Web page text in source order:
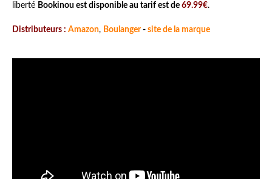
liberté Bookinou est disponible au tarif est de 69.99€.
Distributeurs : Amazon, Boulanger- site de la marque